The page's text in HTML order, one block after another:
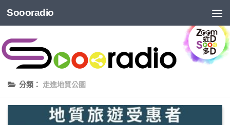
Soooradio
分類： 走進地質公園